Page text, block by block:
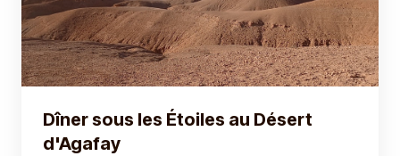
Dîner sous les Étoiles au Désert
d'Agafay